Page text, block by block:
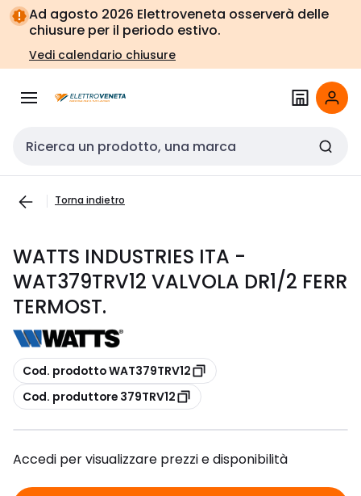
Vai alla
navigazione
Vai
alla
pagina
Ad agosto 2026 Elettroveneta osserverà delle
chiusure per il periodo estivo.
Vedi calendario chiusure
Cerca input
Torna indietro
WATTS INDUSTRIES ITA -
WAT379TRV12 VALVOLA DR1/2 FERR
TERMOST.
copia
Cod. prodotto WAT379TRV12
copia
Cod. produttore 379TRV12
Accedi per visualizzare prezzi e disponibilità